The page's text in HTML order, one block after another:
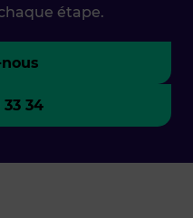
étape.
34